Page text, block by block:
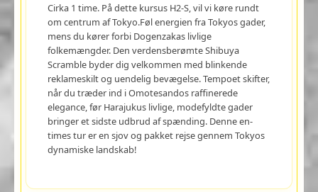
Cirka 1 time. På dette kursus H2-S, vil vi køre rundt
om centrum af Tokyo.Føl energien fra Tokyos gader,
mens du kører forbi Dogenzakas livlige
folkemængder. Den verdensberømte Shibuya
Scramble byder dig velkommen med blinkende
reklameskilt og uendelig bevægelse. Tempoet skifter,
når du træder ind i Omotesandos raffinerede
elegance, før Harajukus livlige, modefyldte gader
bringer et sidste udbrud af spænding. Denne en-
times tur er en sjov og pakket rejse gennem Tokyos
dynamiske landskab!